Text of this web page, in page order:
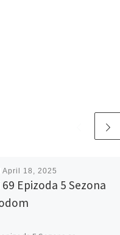
April 18, 2025
Epizoda 5 Sezona